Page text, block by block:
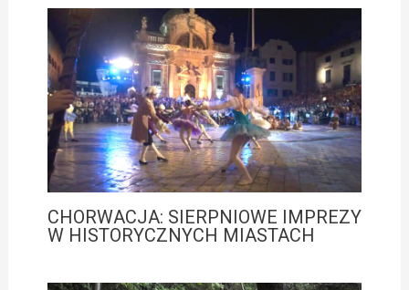
CHORWACJA: SIERPNIOWE IMPREZY
W HISTORYCZNYCH MIASTACH